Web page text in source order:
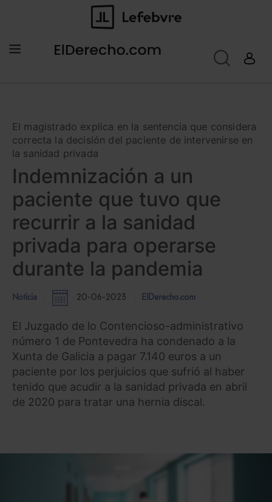
El magistrado explica en la sentencia que considera
correcta la decisión del paciente de intervenirse en
la sanidad privada
Indemnización a un
paciente que tuvo que
recurrir a la sanidad
privada para operarse
durante la pandemia
Noticia 20-06-2023 ElDerecho.com
El Juzgado de lo Contencioso-administrativo
número 1 de Pontevedra ha condenado a la
Xunta de Galicia a pagar 7.140 euros a un
paciente por los perjuicios que sufrió al haber
tenido que acudir a la sanidad privada en abril
de 2020 para tratar una hernia discal.